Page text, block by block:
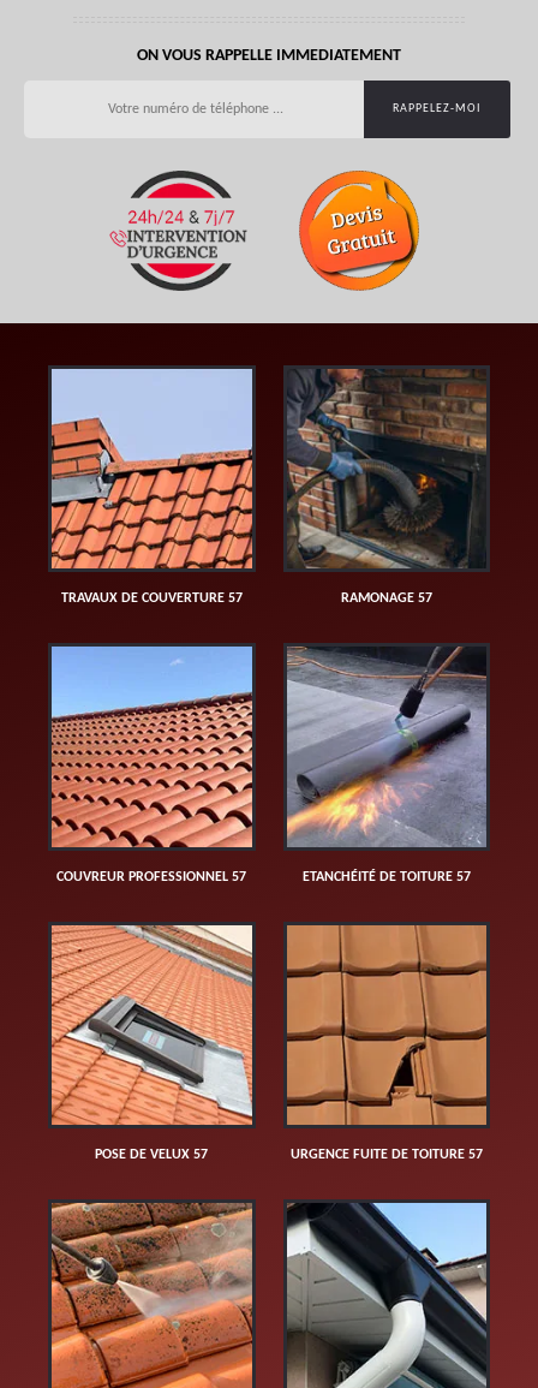
ON VOUS RAPPELLE IMMEDIATEMENT
TRAVAUX DE COUVERTURE 57 RAMONAGE 57
COUVREUR PROFESSIONNEL 57 ETANCHÉITÉ DE TOITURE 57
POSE DE VELUX 57 URGENCE FUITE DE TOITURE 57